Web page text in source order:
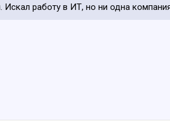
Искал работу в ИТ, но ни одна